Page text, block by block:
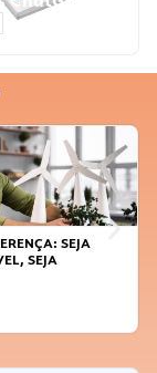
SEJA
SEJA